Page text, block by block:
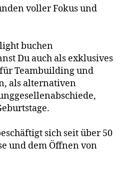
voller Fokus und
buchen
Du auch als exklusives
Teambuilding und
als alternativen
sich seit über 50
und dem Öffnen von